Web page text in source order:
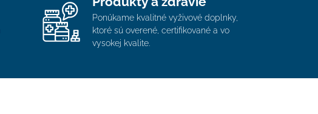
Ponúkame kvalitné vyživové doplnky,
ktoré sú overené, certifikované a vo
vysokej kvalite.